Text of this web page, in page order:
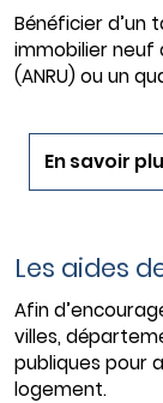
Bénéficier d’un
immobilier neuf
(ANRU) ou un
En savoir
Les aides
Afin
villes,
publiques pour
logement.